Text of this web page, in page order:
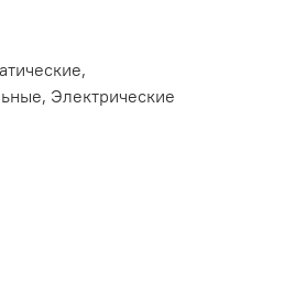
Электрические